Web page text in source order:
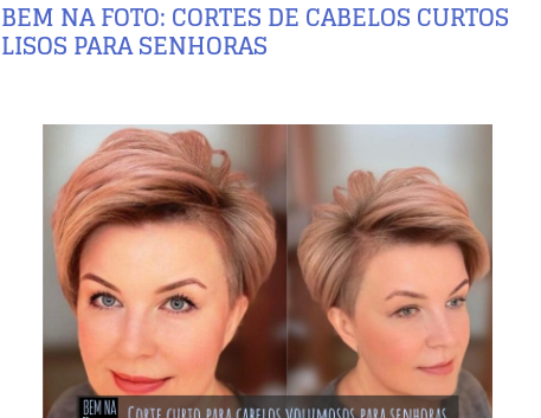
BEM NA FOTO: CORTES DE CABELOS CURTOS
LISOS PARA SENHORAS